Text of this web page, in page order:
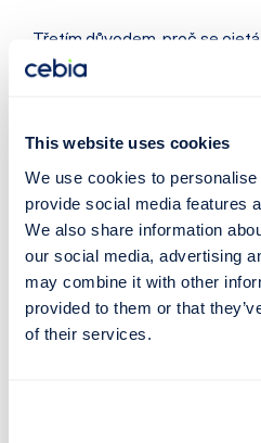
This website uses cookies
We use cookies to
provide social media features
We also share information
our social media, advertising
may combine it with other
provided to them or that
of their services.
Třetím důvodem, proč se
Slovensku v průměru za vyšší
nejprodávanějších modelů se
řady 5 dostalo i Audi A6,
do TOP 10 jen BMW řady 3,
levnější, a proto v Česku i
Přesto ale z pohledu modelů
Octavia. Pravdou však je, že